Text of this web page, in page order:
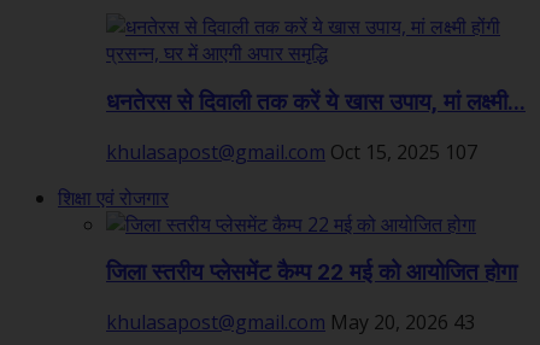
धनतेरस से दिवाली तक करें ये खास उपाय, मां लक्ष्मी...
khulasapost@gmail.com Oct 15, 2025 107
शिक्षा एवं रोजगार
जिला स्तरीय प्लेसमेंट कैम्प 22 मई को आयोजित होगा
khulasapost@gmail.com May 20, 2026 43